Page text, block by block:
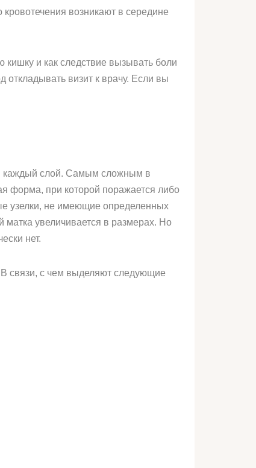
возникают в середине
кишку и как следствие вызывать боли
визит к врачу. Если вы
каждый слой. Самым сложным в
форма, при которой поражается либо
узелки, не имеющие определенных
матка увеличивается в размерах. Но
нет.
связи, с чем выделяют следующие